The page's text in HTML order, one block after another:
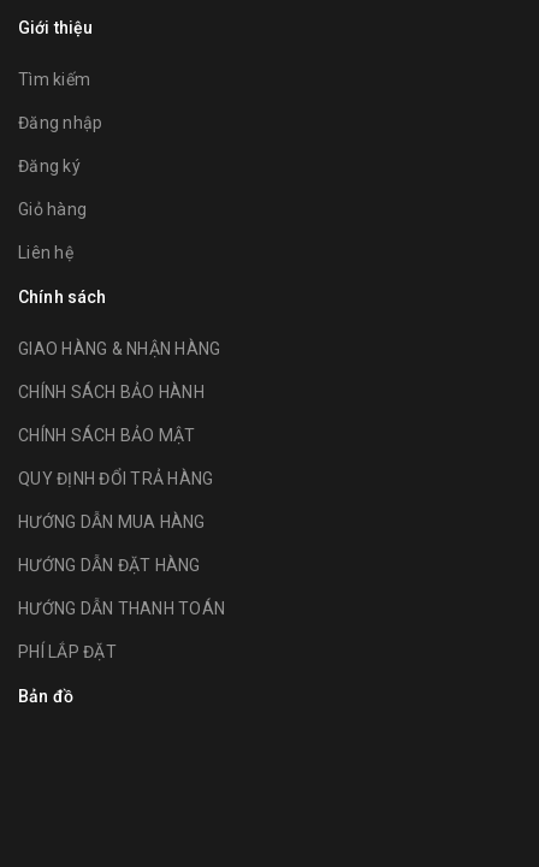
Giới thiệu
Tìm kiếm
Đăng nhập
Đăng ký
Giỏ hàng
Liên hệ
Chính sách
GIAO HÀNG & NHẬN HÀNG
CHÍNH SÁCH BẢO HÀNH
CHÍNH SÁCH BẢO MẬT
QUY ĐỊNH ĐỔI TRẢ HÀNG
HƯỚNG DẪN MUA HÀNG
HƯỚNG DẪN ĐẶT HÀNG
HƯỚNG DẪN THANH TOÁN
PHÍ LẮP ĐẶT
Bản đồ